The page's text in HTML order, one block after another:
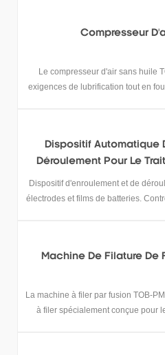
Compresseur
Le compresseur d'air sans huile
exigences de lubrification tout en
Dispositif Automatique
Déroulement Pour Le
D'électrodes
Dispositif d'enroulement et de
électrodes et films de batteries.
Machine De Filature De
La machine à filer par fusion TOB-
à filer spécialement conçue pour